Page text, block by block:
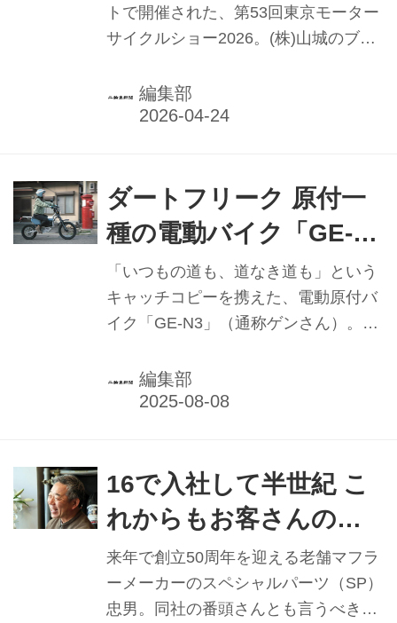
タログ｜株式会社デイトナ
東京モーターサイクル
ショーでお披露目
【PR】
トで開催された、第53回東京モーター
サイクルショー2026。(株)山城のブー
ＩＤＩ」「ＢＭＣエアフィルター」の
主要アイテムがディスプレイされた。
期待と意気込みを感じ、今回はその点
を聞くことにした。
編集部
ダートフリーク 原付一
種の電動バイク「GE-
N3（ゲンさん）」 街に
溶け込み、のを駆け巡
る【PR企画】
「いつもの道も、道なき道も」という
キャッチコピーを携えた、電動原付バ
イク「GE-N3」（通称ゲンさん）。
翌25年3月の初回デリバリー分50台は
程なく完売。入荷した5台を売り切
ター。いざ走り出せば、ハードエンデ
ューロの難コースを走破する。価格が
40万円を下回る点も見逃せない。そん
なゲンさんの開発経緯と狙いを聞くた
め、開発・販売元の（株）ダートフリ
ークを訪れた。
編集部
16で入社して半世紀 こ
れからもお客さんの喜
びを糧に
来年で創立50周年を迎える老舗マフラ
ーメーカーのスペシャルパーツ（SP）
忠男。同社の番頭さんとも言うべき人